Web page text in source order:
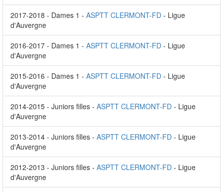
2017-2018 - Dames 1 - ASPTT CLERMONT-FD - Ligue
d'Auvergne
2016-2017 - Dames 1 - ASPTT CLERMONT-FD - Ligue
d'Auvergne
2015-2016 - Dames 1 - ASPTT CLERMONT-FD - Ligue
d'Auvergne
2014-2015 - Juniors filles - ASPTT CLERMONT-FD - Ligue
d'Auvergne
2013-2014 - Juniors filles - ASPTT CLERMONT-FD - Ligue
d'Auvergne
2012-2013 - Juniors filles - ASPTT CLERMONT-FD - Ligue
d'Auvergne